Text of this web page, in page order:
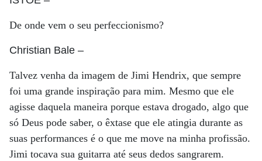
De onde vem o seu perfeccionismo?
Christian Bale –
Talvez venha da imagem de Jimi Hendrix, que sempre
foi uma grande inspiração para mim. Mesmo que ele
agisse daquela maneira porque estava drogado, algo que
só Deus pode saber, o êxtase que ele atingia durante as
suas performances é o que me move na minha profissão.
Jimi tocava sua guitarra até seus dedos sangrarem.